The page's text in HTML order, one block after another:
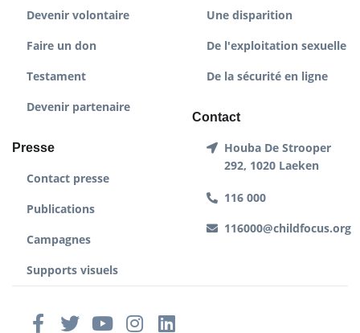
Devenir volontaire
Faire un don
Testament
Devenir partenaire
Presse
Contact presse
Publications
Campagnes
Supports visuels
Une disparition
De l'exploitation sexuelle
De la sécurité en ligne
Contact
Houba De Strooper
292, 1020 Laeken
116 000
116000@childfocus.org